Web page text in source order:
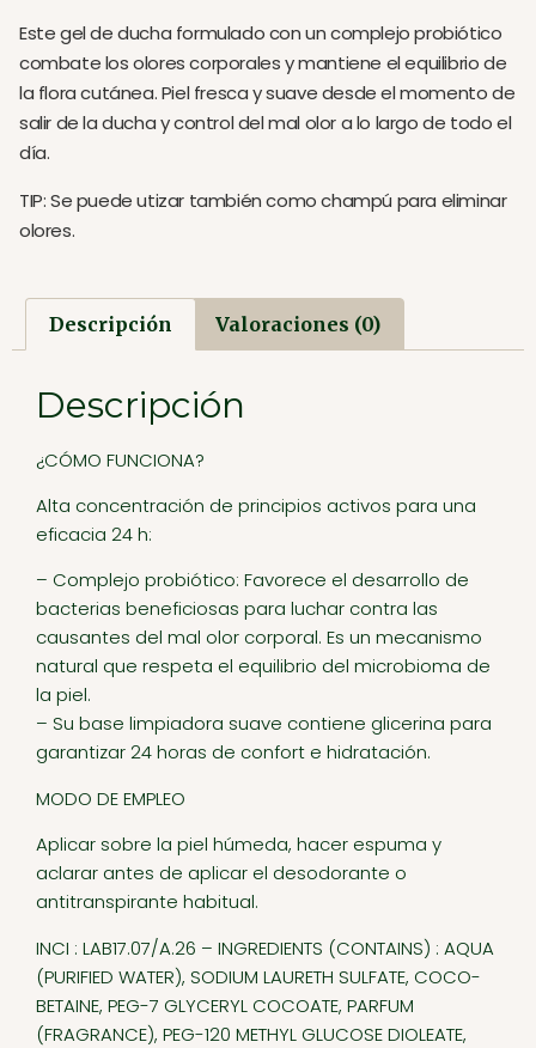
Este gel de ducha formulado con un complejo probiótico
combate los olores corporales y mantiene el equilibrio de
la flora cutánea. Piel fresca y suave desde el momento de
salir de la ducha y control del mal olor a lo largo de todo el
día.
TIP: Se puede utizar también como champú para eliminar
olores.
Descripción Valoraciones (0)
Descripción
¿CÓMO FUNCIONA?
Alta concentración de principios activos para una
eficacia 24 h:
– Complejo probiótico: Favorece el desarrollo de
bacterias beneficiosas para luchar contra las
causantes del mal olor corporal. Es un mecanismo
natural que respeta el equilibrio del microbioma de
la piel.
– Su base limpiadora suave contiene glicerina para
garantizar 24 horas de confort e hidratación.
MODO DE EMPLEO
Aplicar sobre la piel húmeda, hacer espuma y
aclarar antes de aplicar el desodorante o
antitranspirante habitual.
INCI : LAB17.07/A.26 – INGREDIENTS (CONTAINS) : AQUA
(PURIFIED WATER), SODIUM LAURETH SULFATE, COCO-
BETAINE, PEG-7 GLYCERYL COCOATE, PARFUM
(FRAGRANCE), PEG-120 METHYL GLUCOSE DIOLEATE,